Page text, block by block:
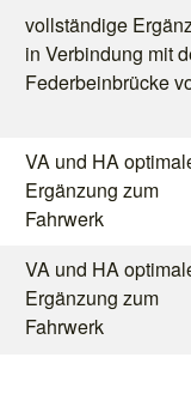
vollständige
in Verbindung mit
Federbeinbrücke
VA und HA
Ergänzung zum
Fahrwerk
VA und HA
Ergänzung zum
Fahrwerk